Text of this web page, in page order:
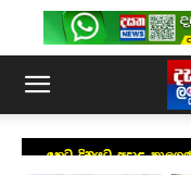
හෙට දිනයට අදාළ